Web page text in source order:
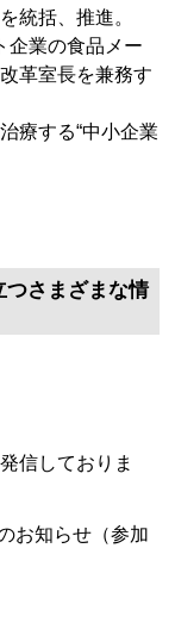
統括、推進。
企業の食品メー
革室長を兼務す
療する“中小企業
つさまざまな情
信しておりま
お知らせ（参加